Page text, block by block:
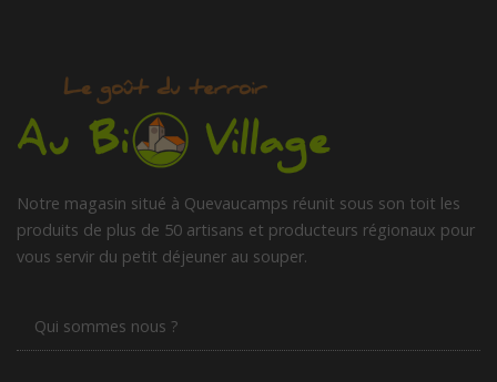
Notre magasin situé à Quevaucamps réunit sous son toit les
produits de plus de 50 artisans et producteurs régionaux pour
vous servir du petit déjeuner au souper.
Qui sommes nous ?